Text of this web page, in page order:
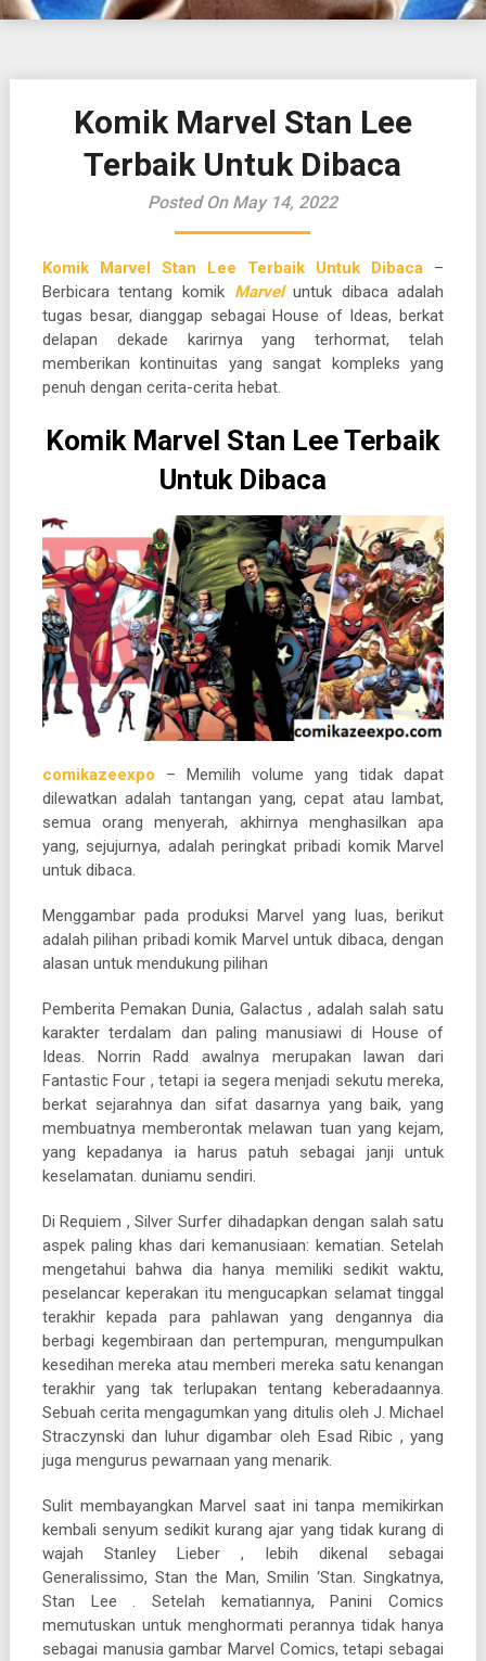
Komik Marvel Stan Lee
Terbaik Untuk Dibaca
Posted On May 14, 2022
Komik Marvel Stan Lee Terbaik Untuk Dibaca –
Berbicara tentang komik Marveluntuk dibaca adalah
tugas besar, dianggap sebagai House of Ideas, berkat
delapan dekade karirnya yang terhormat, telah
memberikan kontinuitas yang sangat kompleks yang
penuh dengan cerita-cerita hebat.
Komik Marvel Stan Lee Terbaik
Untuk Dibaca
comikazeexpo – Memilih volume yang tidak dapat
dilewatkan adalah tantangan yang, cepat atau lambat,
semua orang menyerah, akhirnya menghasilkan apa
yang, sejujurnya, adalah peringkat pribadi komik Marvel
untuk dibaca.
Menggambar pada produksi Marvel yang luas, berikut
adalah pilihan pribadi komik Marvel untuk dibaca, dengan
alasan untuk mendukung pilihan
Pemberita Pemakan Dunia, Galactus , adalah salah satu
karakter terdalam dan paling manusiawi di House of
Ideas. Norrin Radd awalnya merupakan lawan dari
Fantastic Four , tetapi ia segera menjadi sekutu mereka,
berkat sejarahnya dan sifat dasarnya yang baik, yang
membuatnya memberontak melawan tuan yang kejam,
yang kepadanya ia harus patuh sebagai janji untuk
keselamatan. duniamu sendiri.
Di Requiem , Silver Surfer dihadapkan dengan salah satu
aspek paling khas dari kemanusiaan: kematian. Setelah
mengetahui bahwa dia hanya memiliki sedikit waktu,
peselancar keperakan itu mengucapkan selamat tinggal
terakhir kepada para pahlawan yang dengannya dia
berbagi kegembiraan dan pertempuran, mengumpulkan
kesedihan mereka atau memberi mereka satu kenangan
terakhir yang tak terlupakan tentang keberadaannya.
Sebuah cerita mengagumkan yang ditulis oleh J. Michael
Straczynski dan luhur digambar oleh Esad Ribic , yang
juga mengurus pewarnaan yang menarik.
Sulit membayangkan Marvel saat ini tanpa memikirkan
kembali senyum sedikit kurang ajar yang tidak kurang di
wajah Stanley Lieber , lebih dikenal sebagai
Generalissimo, Stan the Man, Smilin ‘Stan. Singkatnya,
Stan Lee . Setelah kematiannya, Panini Comics
memutuskan untuk menghormati perannya tidak hanya
sebagai manusia gambar Marvel Comics, tetapi sebagai